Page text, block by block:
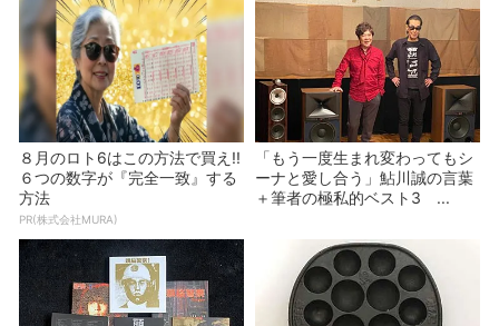
８月のロト6はこの方法で買え!!
６つの数字が『完全一致』する
方法
PR(株式会社MURA)
「もう一度生まれ変わってもシ
ーナと愛し合う」鮎川誠の言葉
＋筆者の極私的ベスト3 ...